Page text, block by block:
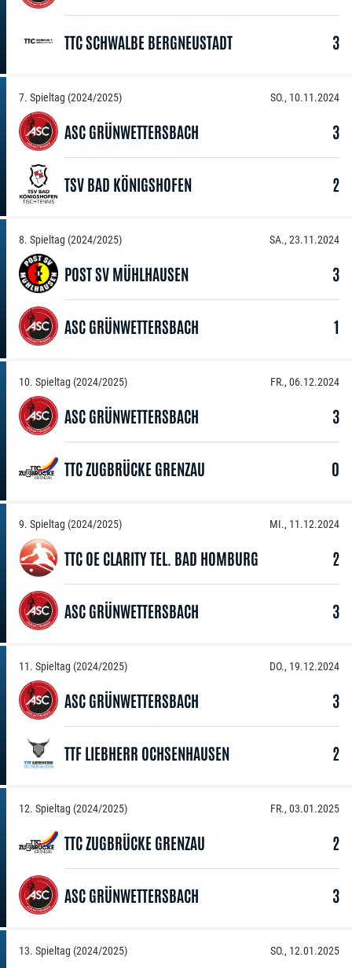
TTC SCHWALBE BERGNEUSTADT 3
7. Spieltag (2024/2025) SO., 10.11.2024
ASC GRÜNWETTERSBACH 3
TSV BAD KÖNIGSHOFEN 2
8. Spieltag (2024/2025) SA., 23.11.2024
POST SV MÜHLHAUSEN 3
ASC GRÜNWETTERSBACH 1
10. Spieltag (2024/2025) FR., 06.12.2024
ASC GRÜNWETTERSBACH 3
TTC ZUGBRÜCKE GRENZAU 0
9. Spieltag (2024/2025) MI., 11.12.2024
TTC OE CLARITY TEL. BAD HOMBURG 2
ASC GRÜNWETTERSBACH 3
11. Spieltag (2024/2025) DO., 19.12.2024
ASC GRÜNWETTERSBACH 3
TTF LIEBHERR OCHSENHAUSEN 2
12. Spieltag (2024/2025) FR., 03.01.2025
TTC ZUGBRÜCKE GRENZAU 2
ASC GRÜNWETTERSBACH 3
13. Spieltag (2024/2025) SO., 12.01.2025